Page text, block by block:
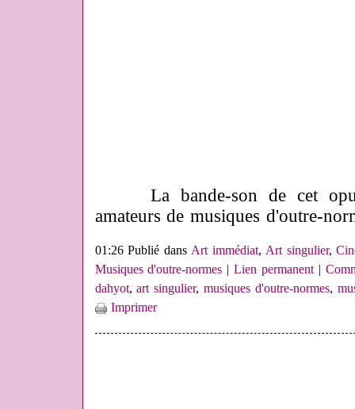
La bande-son de cet opus
amateurs de musiques d'outre-
01:26 Publié dansArt immédiat, Art singulier,
Musiques d'outre-normes |Lien permanent|
dahyot,art singulier,musiques d'outre-normes,
Imprimer